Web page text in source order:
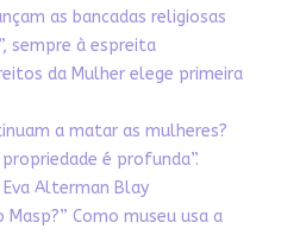
as bancadas religiosas
sempre à espreita
da Mulher elege primeira
a matar as mulheres?
é profunda”.
Alterman Blay
Como museu usa a